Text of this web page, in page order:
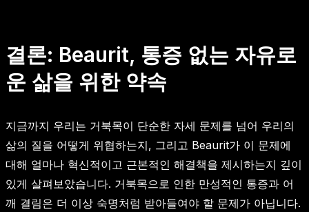
결론: Beaurit, 통증 없는 자유로
운 삶을 위한 약속
지금까지 우리는 거북목이 단순한 자세 문제를 넘어 우리의
삶의 질을 어떻게 위협하는지, 그리고 Beaurit가 이 문제에
대해 얼마나 혁신적이고 근본적인 해결책을 제시하는지 깊이
있게 살펴보았습니다. 거북목으로 인한 만성적인 통증과 어
깨 결림은 더 이상 숙명처럼 받아들여야 할 문제가 아닙니다.